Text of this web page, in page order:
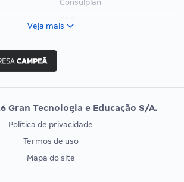
Consulplan
Vunesp
EXAME DE ORDEM
Veja mais
Gran Tecnologia e Educação S/A.
Política de privacidade
Termos de uso
Mapa do site